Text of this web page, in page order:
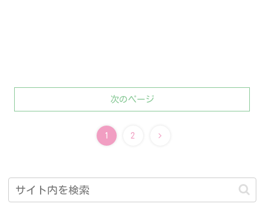
次のページ
1 2